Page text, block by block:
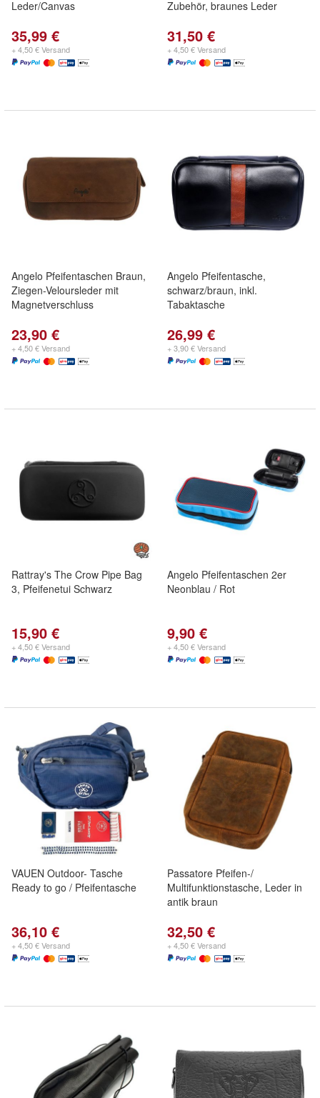
Leder/Canvas
35,99 €
+ 4,50 € Versand
Zubehör, braunes Leder
31,50 €
+ 4,50 € Versand
Angelo Pfeifentaschen Braun,
Ziegen-Veloursleder mit
Magnetverschluss
23,90 €
+ 4,50 € Versand
Angelo Pfeifentasche,
schwarz/braun, inkl.
Tabaktasche
26,99 €
+ 3,90 € Versand
Rattray's The Crow Pipe Bag
3, Pfeifenetui Schwarz
15,90 €
+ 4,50 € Versand
Angelo Pfeifentaschen 2er
Neonblau / Rot
9,90 €
+ 4,50 € Versand
VAUEN Outdoor- Tasche
Ready to go / Pfeifentasche
36,10 €
+ 4,50 € Versand
Passatore Pfeifen-/
Multifunktionstasche, Leder in
antik braun
32,50 €
+ 4,50 € Versand